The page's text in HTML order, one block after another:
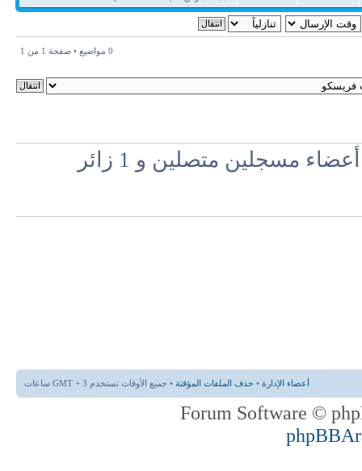
ردود
مشاهدات
0 مواضيع • صفحة 1 من 1
مسجلين متصلين و 1 زائر
أعضاء الإدارة • حذف الملفات المؤقتة • جميع الأوقات تستخدم GMT + 3 ساعات